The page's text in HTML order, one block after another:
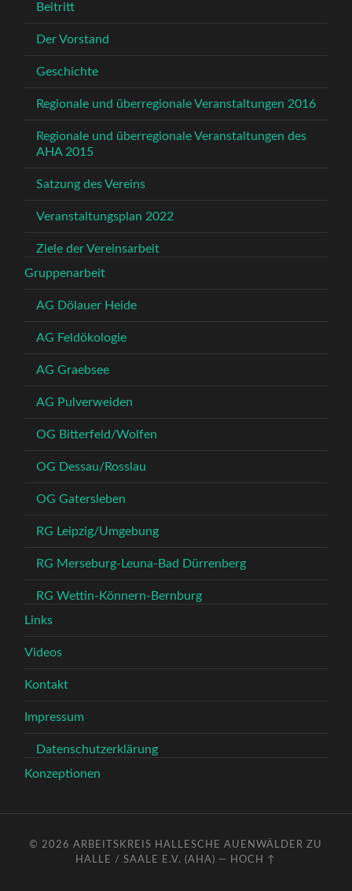
Beitritt
Der Vorstand
Geschichte
Regionale und überregionale Veranstaltungen 2016
Regionale und überregionale Veranstaltungen des
AHA 2015
Satzung des Vereins
Veranstaltungsplan 2022
Ziele der Vereinsarbeit
Gruppenarbeit
AG Dölauer Heide
AG Feldökologie
AG Graebsee
AG Pulverweiden
OG Bitterfeld/Wolfen
OG Dessau/Rosslau
OG Gatersleben
RG Leipzig/Umgebung
RG Merseburg-Leuna-Bad Dürrenberg
RG Wettin-Könnern-Bernburg
Links
Videos
Kontakt
Impressum
Datenschutzerklärung
Konzeptionen
© 2026ARBEITSKREIS HALLESCHE AUENWÄLDER ZU
HALLE / SAALE E.V. (AHA) — HOCH ↑